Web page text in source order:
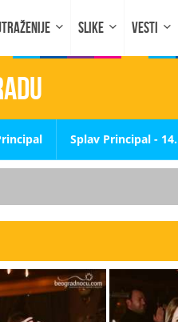
SLIKE VESTI
Splav Principal -